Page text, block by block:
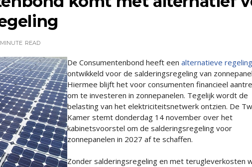
MINUTE READ
De Consumentenbond heeft een alternatieve regeling
ontwikkeld voor de salderingsregeling van
Hiermee blijft het voor consumenten financieel
om te investeren in zonnepanelen. Tegelijk wordt de
belasting van het elektriciteitsnetwerk ontzien. De
Kamer stemt donderdag 14 november over het
kabinetsvoorstel om de salderingsregeling voor
zonnepanelen in 2027 af te schaffen.
Zonder salderingsregeling en met terugleverkosten